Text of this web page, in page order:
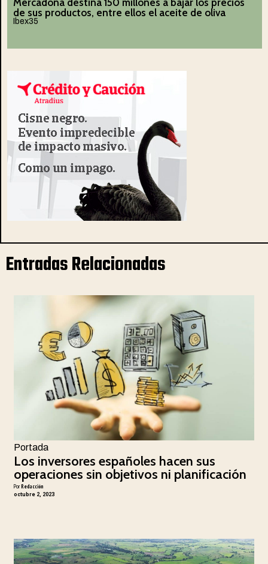
de sus productos, entre ellos el aceite de oliva
Ibex35
Entradas Relacionadas
Portada
Los inversores españoles hacen sus
operaciones sin objetivos ni planificación
PorRedacción
octubre 2, 2023